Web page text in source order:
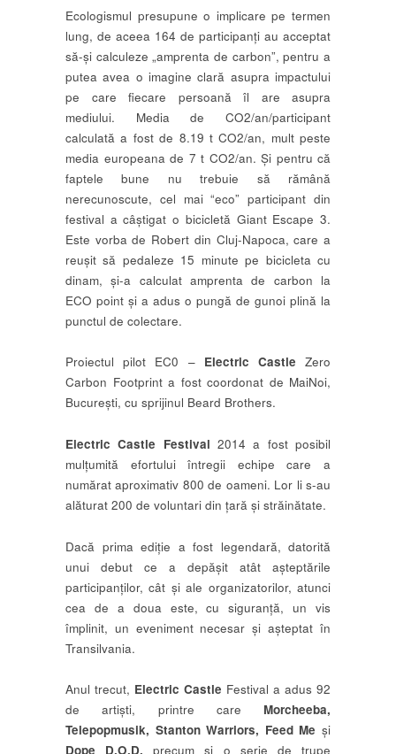
Ecologismul presupune o implicare pe termen
lung, de aceea 164 de participanți au acceptat
să-și calculeze „amprenta de carbon”, pentru a
putea avea o imagine clară asupra impactului
pe care fiecare persoană îl are asupra
mediului. Media de CO2/an/participant
calculată a fost de 8.19 t CO2/an, mult peste
media europeana de 7 t CO2/an. Și pentru că
faptele bune nu trebuie să rămână
nerecunoscute, cel mai “eco” participant din
festival a câștigat o bicicletă Giant Escape 3.
Este vorba de Robert din Cluj-Napoca, care a
reușit să pedaleze 15 minute pe bicicleta cu
dinam, și-a calculat amprenta de carbon la
ECO point și a adus o pungă de gunoi plină la
punctul de colectare.
Proiectul pilot EC0 – Electric Castle Zero
Carbon Footprint a fost coordonat de MaiNoi,
București, cu sprijinul Beard Brothers.
Electric Castle Festival 2014 a fost posibil
mulțumită efortului întregii echipe care a
numărat aproximativ 800 de oameni. Lor li s-au
alăturat 200 de voluntari din țară și străinătate.
Dacă prima ediție a fost legendară, datorită
unui debut ce a depășit atât așteptările
participanților, cât și ale organizatorilor, atunci
cea de a doua este, cu siguranță, un vis
împlinit, un eveniment necesar și așteptat în
Transilvania.
Anul trecut, Electric Castle Festival a adus 92
de artiști, printre care Morcheeba,
Telepopmusik, Stanton Warriors, Feed Me și
Dope
D.O.D, precum și o serie de trupe